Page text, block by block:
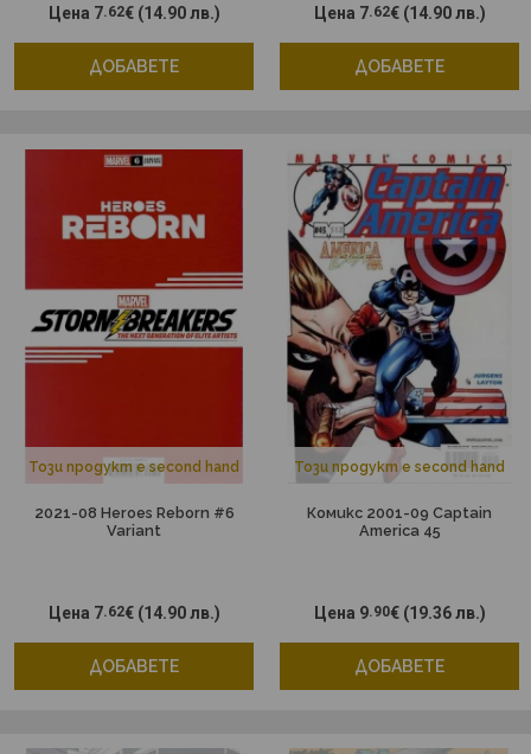
ДОБАВЕТЕ
Цена 7.62€ (14.90 лв.)
ДОБАВЕТЕ
Цена 7.62€ (14.90 лв.)
Този продукт е second hand
2021-08 Heroes Reborn #6
Variant
ДОБАВЕТЕ
Цена 7.62€ (14.90 лв.)
Този продукт е second hand
Комикс 2001-09 Captain
America 45
ДОБАВЕТЕ
Цена 9.90€ (19.36 лв.)